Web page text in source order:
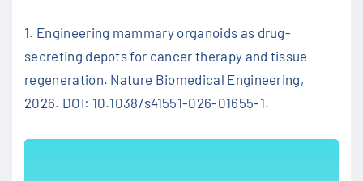
1. Engineering mammary organoids as drug-
secreting depots for cancer therapy and tissue
regeneration. Nature Biomedical Engineering,
2026. DOI: 10.1038/s41551-026-01655-1.